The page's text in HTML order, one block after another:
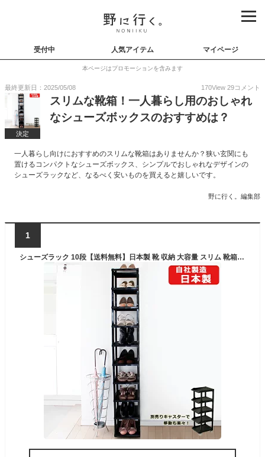
受付中 人気アイテム マイページ
本ページはプロモーションを含みます
最終更新日：2025/05/08 170View 29コメント
決定
スリムな靴箱！一人暮らし用のおしゃれ
なシューズボックスのおすすめは？
一人暮らし向けにおすすめのスリムな靴箱はありませんか？狭い玄関にも
置けるコンパクトなシューズボックス、シンプルでおしゃれなデザインの
シューズラックなど、なるべく安いものを買えると嬉しいです。
野に行く。編集部
1
シューズラック 10段【送料無料】日本製 靴 収納 大容量 スリム 靴箱 省スペース